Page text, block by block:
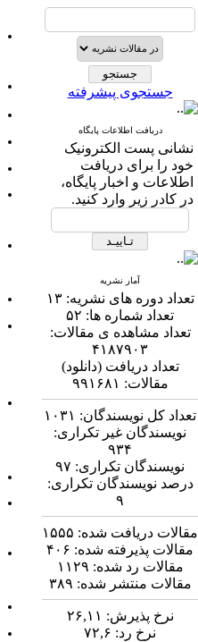
جستجوی پیشرفته
دریافت اطلاعات پایگاه
نشانی پست الکترونیک
خود را برای دریافت
اطلاعات و اخبار پایگاه،
در کادر زیر وارد کنید.
آمار نشریه
تعداد دوره های نشریه:۱۳
تعداد شماره ها: ۵۲
تعداد مشاهده ی مقالات:
۴۱۸۷۹۰۳
تعداد دریافت (دانلود)
مقالات: ۹۹۱۶۸۱
تعداد کل نویسندگان: ۱۰۳۱
نویسندگان غیر تکراری:
۹۳۴
نویسندگان تکراری: ۹۷
درصد نویسندگان تکراری:
۹
مقالات دریافت شده: ۱۵۵۵
مقالات پذیرفته شده: ۴۰۶
مقالات رد شده: ۱۱۲۹
مقالات منتشر شده: ۳۸۹
نرخ پذیرش: ۲۶,۱۱
نرخ رد: ۷۲,۶